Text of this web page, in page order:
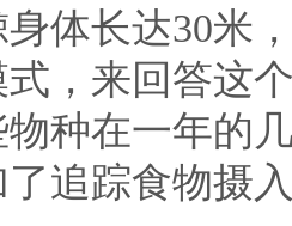
体长达30米
，来回答这
种在一年的
追踪食物摄